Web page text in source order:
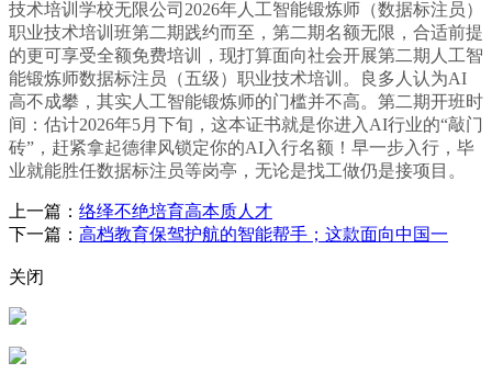
技术培训学校无限公司2026年人工智能锻炼师（数据标注员）
职业技术培训班第二期践约而至，第二期名额无限，合适前提
的更可享受全额免费培训，现打算面向社会开展第二期人工智
能锻炼师数据标注员（五级）职业技术培训。良多人认为AI
高不成攀，其实人工智能锻炼师的门槛并不高。第二期开班时
间：估计2026年5月下旬，这本证书就是你进入AI行业的“敲门
砖”，赶紧拿起德律风锁定你的AI入行名额！早一步入行，毕
业就能胜任数据标注员等岗亭，无论是找工做仍是接项目。
上一篇： 络绎不绝培育高本质人才
下一篇： 高档教育保驾护航的智能帮手；这款面向中国一
关闭